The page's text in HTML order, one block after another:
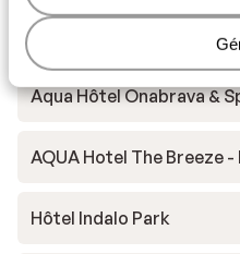
Sumus Hôtel Stella & Spa
Aqua Hôtel Onabrava &
AQUA Hotel The Breeze
Hôtel Indalo Park